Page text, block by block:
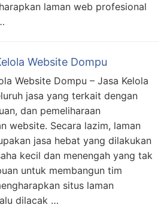
laman web profesional
Website Dompu
Website Dompu – Jasa Kelola
jasa yang terkait dengan
dan pemeliharaan
website. Secara lazim, laman
jasa hebat yang dilakukan
kecil dan menengah yang tak
untuk membangun tim
situs laman
dilacak …